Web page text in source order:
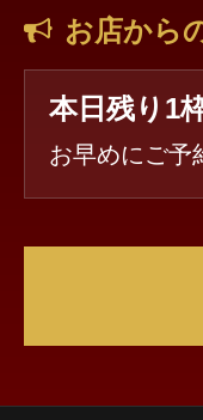
お店から
本日残り1
お早めにご